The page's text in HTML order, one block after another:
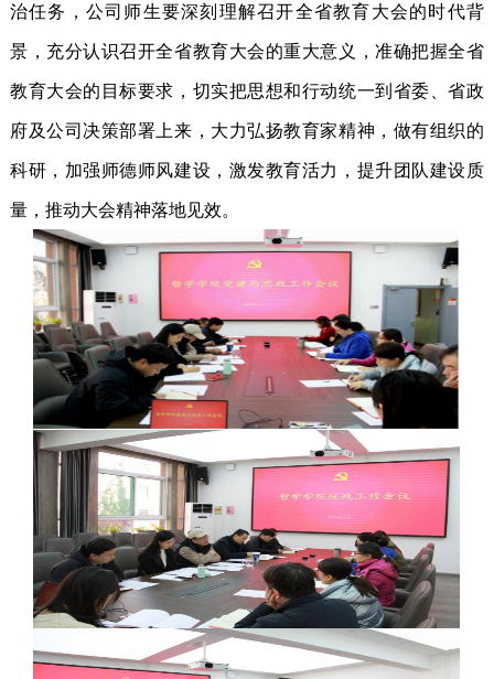
治任务， 公司师生要深刻理解召开全省教育大会的时代背
景，充分认识召开全省教育大会的重大意义，准确把握全省
教育大会的目标要求，切实把思想和行动统一到省委、省政
府及公司 决策部署上来， 大力弘扬教育家精神，做有组织的
科研，加强师德师风建设，激发教育活力，提升团队建设质
量， 推动大会精神落地见效。